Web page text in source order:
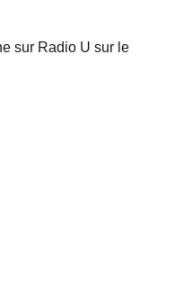
sur Radio U sur le